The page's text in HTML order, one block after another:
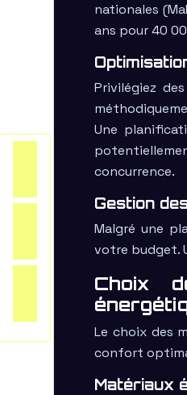
nationales
ans pour 40
Privilégiez
Une
concurrence.
Gestion
Malgré une
votre budget.
Choix
Le choix des
confort
Matériaux